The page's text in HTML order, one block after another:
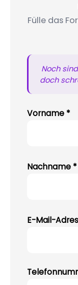
Fülle das
Noch
doch
Vorname *
Nachname *
E-Mail-